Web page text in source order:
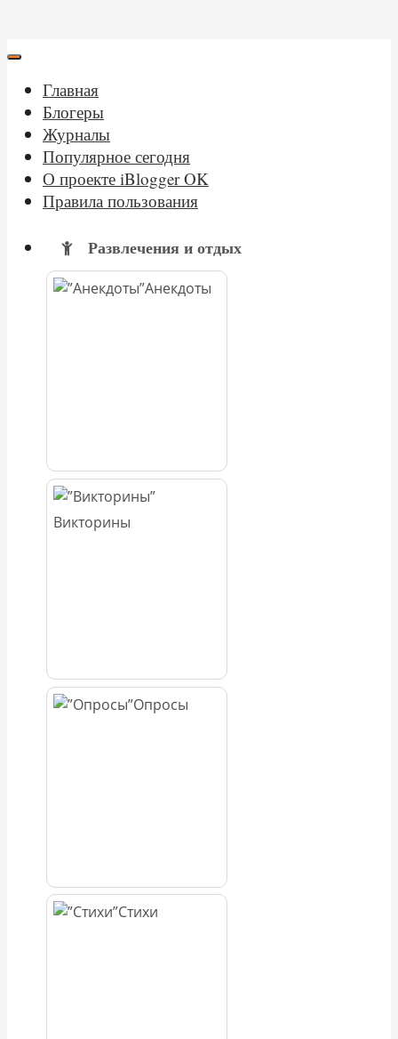
Главная
Блогеры
Журналы
Популярное сегодня
О проекте iBlogger OK
Правила пользования
Развлечения и отдых
Анекдоты
Викторины
Опросы
Стихи